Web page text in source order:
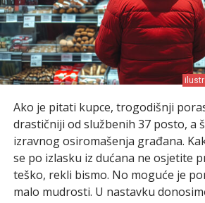
Ako je pitati kupce, trogodišnji
drastičniji od službenih 37 posto, a
izravnog osiromašenja građana.
se po izlasku iz dućana ne osjetite
teško, rekli bismo. No moguće je
malo mudrosti. U nastavku